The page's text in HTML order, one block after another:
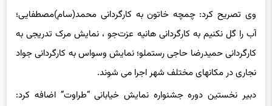
وی تصریح کرد: چمچه خاتون به کارگردانی محمد(سام)مصطفایی؛
آب را گل نکنیم به کارگردانی هانیه عزت‌جو ، نمایش مرک تدریجی به
کارگردانی حمیدرضا حاجی رستملو؛ نمایش وسواس به کارگردانی جواد
نجاری در مکانهای مختلف شهر اجرا می شوند.
دبیر نخستین دوره جشنواره نمایش خیابانی “طراوت” اضافه کرد: